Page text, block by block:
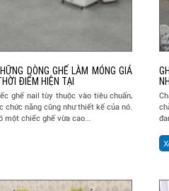
DÒNG GHẾ LÀM MÓNG GIÁ
ĐIỂM HIỆN TẠI
ghế nail tùy thuộc vào tiêu chuẩn,
chức năng cũng như thiết kế của nó.
một chiếc ghế vừa cao...